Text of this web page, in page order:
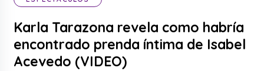
Karla Tarazona revela como habría
encontrado prenda íntima de Isabel
Acevedo (VIDEO)